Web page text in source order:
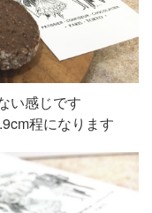
い感じです
程になります